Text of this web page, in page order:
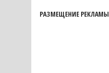
РАЗМЕЩЕНИЕ РЕКЛАМЫ